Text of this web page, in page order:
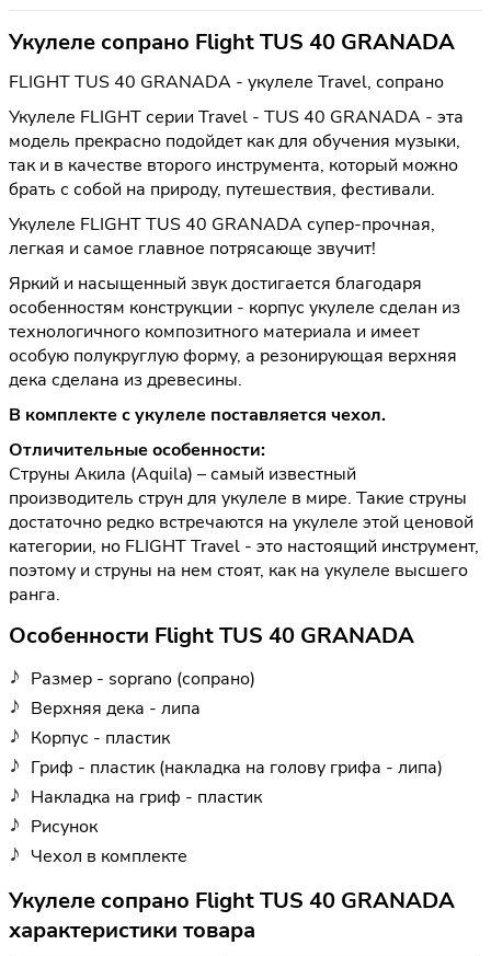
Укулеле сопрано Flight TUS 40 GRANADA
FLIGHT TUS 40 GRANADA - укулеле Travel, сопрано
Укулеле FLIGHT серии Travel - TUS 40 GRANADA - эта
модель прекрасно подойдет как для обучения музыки,
так и в качестве второго инструмента, который можно
брать с собой на природу, путешествия, фестивали.
Укулеле FLIGHT TUS 40 GRANADA супер-прочная,
легкая и самое главное потрясающе звучит!
Яркий и насыщенный звук достигается благодаря
особенностям конструкции - корпус укулеле сделан из
технологичного композитного материала и имеет
особую полукруглую форму, а резонирующая верхняя
дека сделана из древесины.
В комплекте с укулеле поставляется чехол.
Отличительные особенности:
Струны Акила (Aquila) – самый известный
производитель струн для укулеле в мире. Такие струны
достаточно редко встречаются на укулеле этой ценовой
категории, но FLIGHT Travel - это настоящий инструмент,
поэтому и струны на нем стоят, как на укулеле высшего
ранга.
Особенности Flight TUS 40 GRANADA
Размер - soprano (сопрано)
Верхняя дека - липа
Корпус - пластик
Гриф - пластик (накладка на голову грифа - липа)
Накладка на гриф - пластик
Рисунок
Чехол в комплекте
Укулеле сопрано Flight TUS 40 GRANADA
характеристики товара